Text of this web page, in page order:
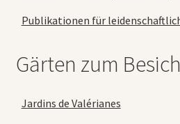
Publikationen für
Gärten zum
Jardins de Valérianes